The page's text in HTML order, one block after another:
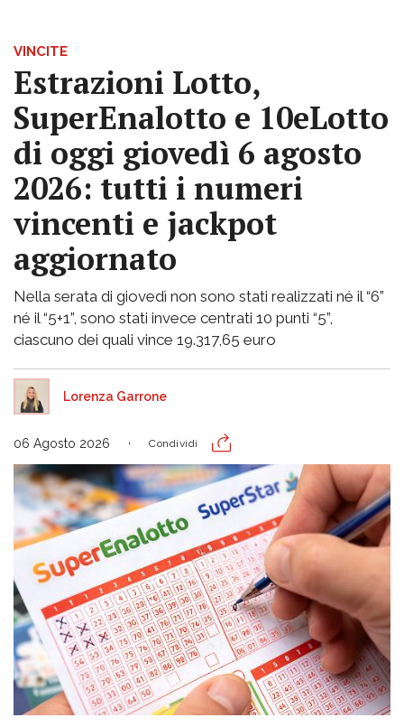
VINCITE
Estrazioni Lotto,
SuperEnalotto e 10eLotto
di oggi giovedì 6 agosto
2026: tutti i numeri
vincenti e jackpot
aggiornato
Nella serata di giovedì non sono stati realizzati né il “6”
né il “5+1”, sono stati invece centrati 10 punti “5”,
ciascuno dei quali vince 19.317,65 euro
Lorenza Garrone
06 Agosto 2026 Condividi